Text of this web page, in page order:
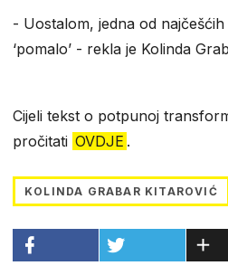
- Uostalom, jedna od
‘pomalo’ - rekla je Kolinda
Cijeli tekst o potpunoj
pročitati OVDJE .
KOLINDA GRABAR KITAROVIĆ